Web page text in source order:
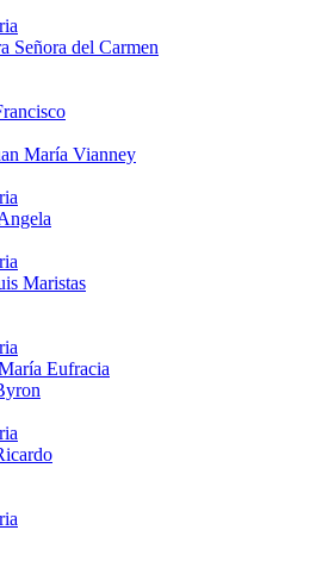
Señora del Carmen
María Vianney
Maristas
Eufracia